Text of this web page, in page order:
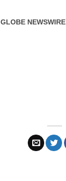
GLOBE NEWSWIRE